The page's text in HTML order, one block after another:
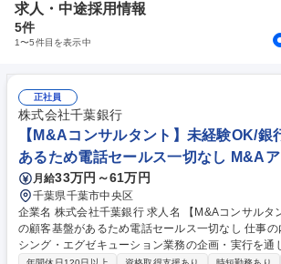
求人・中途採用情報
5件
1〜5件目を表示中
正社員
株式会社千葉銀行
【M&Aコンサルタント】未経験OK/銀
あるため電話セールス一切なし M&A
月給33万円～61万円
千葉県千葉市中央区
企業名 株式会社千葉銀行 求人名 【M&Aコンサルタント】未経験OK/銀行
の顧客基盤があるため電話セールス一切なし 仕事の内容 M&A戦略のソー
シング・エグゼキューション業務の企画・実行を通
堅・中小企業オーナー様やスタートアップ、大手企